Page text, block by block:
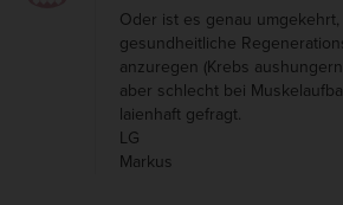
g
i
e
i
Oder ist es genau
gesundheitliche
anzuregen (Krebs
aber schlecht bei
laienhaft gefragt.
LG
Markus